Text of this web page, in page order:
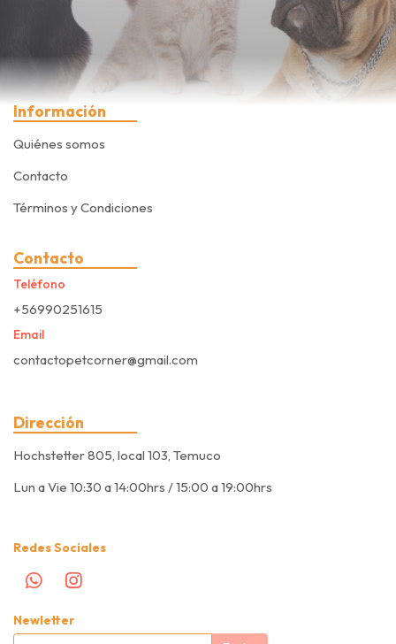
Información
Quiénes somos
Contacto
Términos y Condiciones
Contacto
Teléfono
+56990251615
Email
contactopetcorner@gmail.com
Dirección
Hochstetter 805, local 103, Temuco
Lun a Vie 10:30 a 14:00hrs / 15:00 a 19:00hrs
Redes Sociales
Newletter